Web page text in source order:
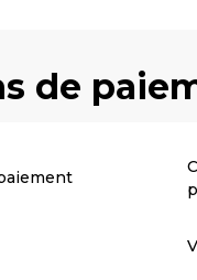
de